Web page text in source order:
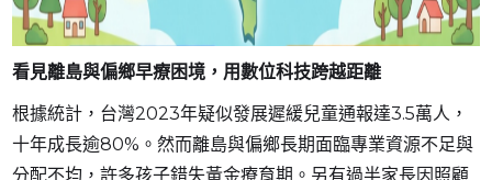
看見離島與偏鄉早療困境，用數位科技跨越距離
根據統計，台灣2023年疑似發展遲緩兒童通報達3.5萬人，
十年成長逾80%。然而離島與偏鄉長期面臨專業資源不足與
分配不均，許多孩子錯失黃金療育期。另有過半家長因照顧